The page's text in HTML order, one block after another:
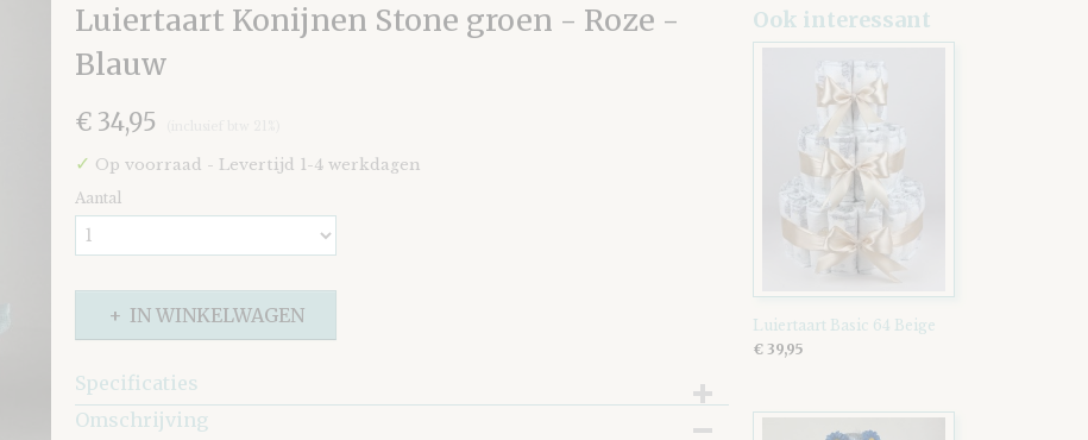
Luiertaart Konijnen Stone groen - Roze -
Blauw
€ 34,95
✓ Op voorraad - Levertijd 1-4 werkdagen
Aantal
IN WINKELWAGEN
Specificaties
EAN code
Omschrijving
Ook interessant
Luiertaart Basic 64 Beige
€ 39,95